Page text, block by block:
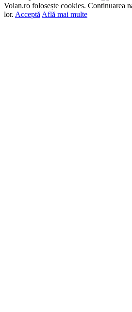
Volan.ro folosește cookies. Continuarea
lor. Acceptă Află mai multe